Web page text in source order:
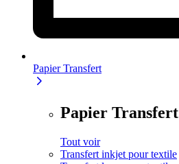
Papier Transfert
Papier Transfert
Tout voir
Transfert inkjet pour textile